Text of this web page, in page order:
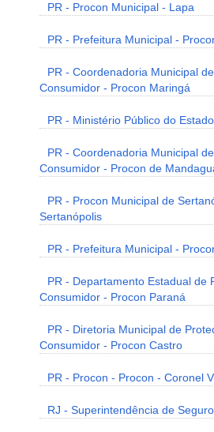
PR - Procon Municipal - Lapa
PR - Prefeitura Municipal -
PR - Coordenadoria Municipal
Consumidor - Procon Maringá
PR - Ministério Público do
PR - Coordenadoria Municipal
Consumidor - Procon de
PR - Procon Municipal de
Sertanópolis
PR - Prefeitura Municipal -
PR - Departamento Estadual de
Consumidor - Procon Paraná
PR - Diretoria Municipal de
Consumidor - Procon Castro
PR - Procon - Procon - Coronel
RJ - Superintendência de